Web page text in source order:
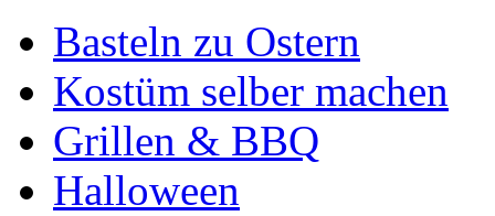
Basteln zu Ostern
Kostüm selber machen
Grillen & BBQ
Halloween